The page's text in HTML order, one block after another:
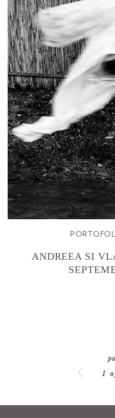
CAUTA
Urmariti-ma pe
ANDREEA SI
1